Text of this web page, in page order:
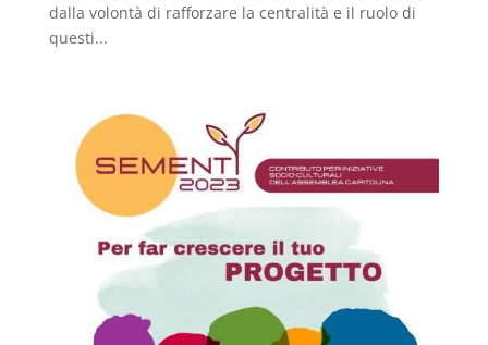
dalla volontà di rafforzare la centralità e il ruolo di
questi...